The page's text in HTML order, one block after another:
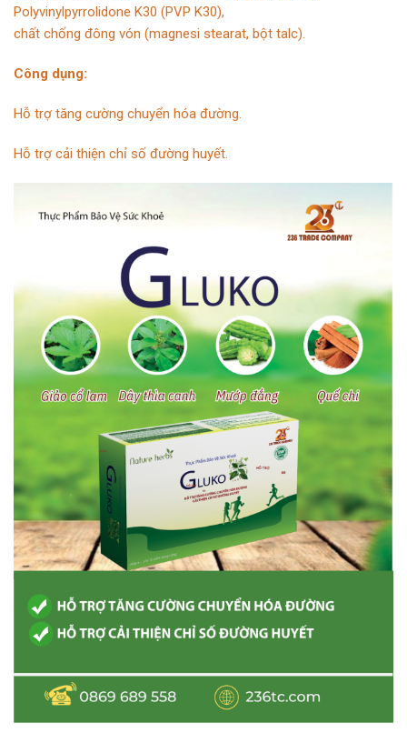
Polyvinylpyrrolidone K30 (PVP K30),
chất chống đông vón (magnesi stearat, bột talc).
Công dụng:
Hỗ trợ tăng cường chuyển hóa đường.
Hỗ trợ cải thiện chỉ số đường huyết.